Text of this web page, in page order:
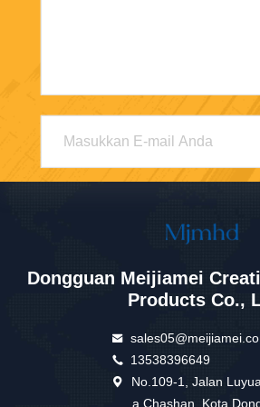
Dongguan Meijiamei
Products Co.,
13538396649
No.109-1, Jalan
a Chashan, Kota